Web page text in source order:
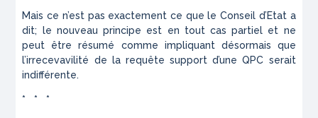
Mais ce n’est pas exactement ce que le Conseil d’Etat a
dit; le nouveau principe est en tout cas partiel et ne
peut être résumé comme impliquant désormais que
l’irrecevavilité de la requête support d’une QPC serait
indifférente.
* * *